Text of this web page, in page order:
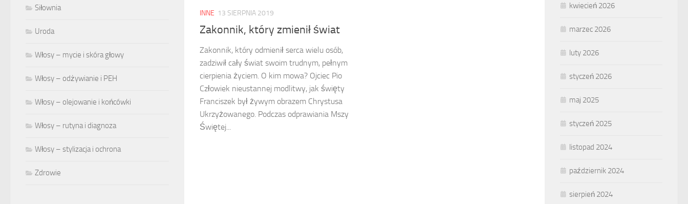
INNE 13 SIERPNIA 2019
Zakonnik, który zmienił świat
Zakonnik, który odmienił serca wielu osób,
zadziwił cały świat swoim trudnym, pełnym
cierpienia życiem. O kim mowa? Ojciec Pio
Człowiek nieustannej modlitwy, jak święty
Franciszek był żywym obrazem Chrystusa
Ukrzyżowanego. Podczas odprawiania Mszy
Świętej...
Siłownia
Uroda
Włosy – mycie i skóra głowy
Włosy – odżywianie i PEH
Włosy – olejowanie i końcówki
Włosy – rutyna i diagnoza
Włosy – stylizacja i ochrona
Zdrowie
kwiecień 2026
marzec 2026
luty 2026
styczeń 2026
maj 2025
styczeń 2025
listopad 2024
październik 2024
sierpień 2024